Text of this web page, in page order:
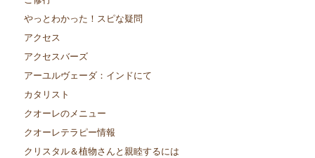
やっとわかった！スピな疑問
アクセス
アクセスバーズ
アーユルヴェーダ：インドにて
カタリスト
クオーレのメニュー
クオーレテラピー情報
クリスタル＆植物さんと親睦するには